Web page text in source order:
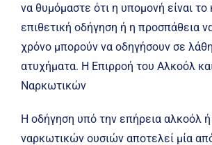
να θυμόμαστε ότι η υπομονή είναι το
επιθετική οδήγηση ή η προσπάθεια
χρόνο μπορούν να οδηγήσουν σε
ατυχήματα. Η Επιρροή του Αλκοόλ
Ναρκωτικών
Η οδήγηση υπό την επήρεια αλκοόλ
ναρκωτικών ουσιών αποτελεί μία